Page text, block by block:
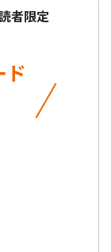
者限定
ド